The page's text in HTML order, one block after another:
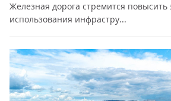
Железная дорога стремится повысить
использования инфрастру...